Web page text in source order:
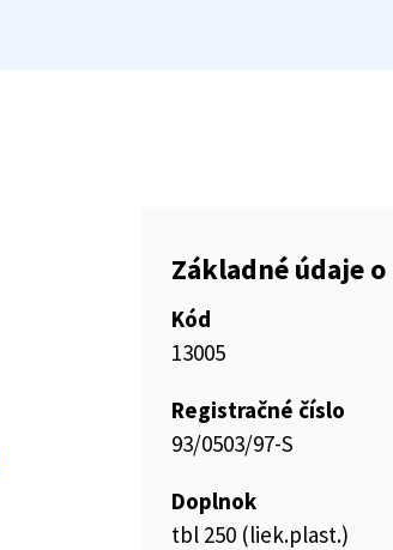
Základné údaje
Kód
13005
Registračné číslo
93/0503/97-S
Doplnok
tbl 250 (liek.plast.)